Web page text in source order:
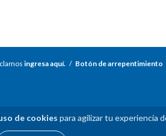
de cookies para agilizar tu experiencia
ingresa aquí. / Botón de arrepentimiento